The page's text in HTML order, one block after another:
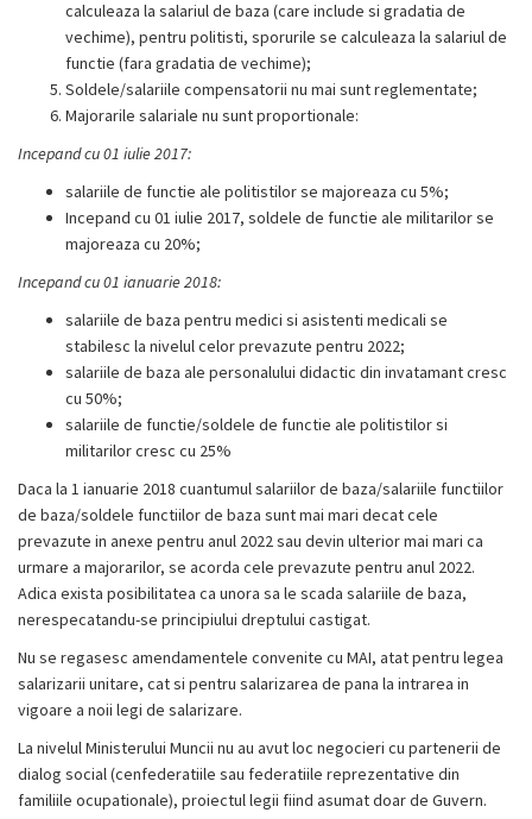
calculeaza la salariul de baza (care include si gradatia de
vechime), pentru politisti, sporurile se calculeaza la salariul de
functie (fara gradatia de vechime);
Soldele/salariile compensatorii nu mai sunt reglementate;
Majorarile salariale nu sunt proportionale:
Incepand cu 01 iulie 2017:
salariile de functie ale politistilor se majoreaza cu 5%;
Incepand cu 01 iulie 2017, soldele de functie ale militarilor se
majoreaza cu 20%;
Incepand cu 01 ianuarie 2018:
salariile de baza pentru medici si asistenti medicali se
stabilesc la nivelul celor prevazute pentru 2022;
salariile de baza ale personalului didactic din invatamant cresc
cu 50%;
salariile de functie/soldele de functie ale politistilor si
militarilor cresc cu 25%
Daca la 1 ianuarie 2018 cuantumul salariilor de baza/salariile functiilor
de baza/soldele functiilor de baza sunt mai mari decat cele
prevazute in anexe pentru anul 2022 sau devin ulterior mai mari ca
urmare a majorarilor, se acorda cele prevazute pentru anul 2022.
Adica exista posibilitatea ca unora sa le scada salariile de baza,
nerespecatandu-se principiului dreptului castigat.
Nu se regasesc amendamentele convenite cu MAI, atat pentru legea
salarizarii unitare, cat si pentru salarizarea de pana la intrarea in
vigoare a noii legi de salarizare.
La nivelul Ministerului Muncii nu au avut loc negocieri cu partenerii de
dialog social (cenfederatiile sau federatiile reprezentative din
familiile ocupationale), proiectul legii fiind asumat doar de Guvern.